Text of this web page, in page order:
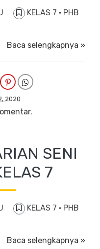
KELAS 7 · PHB
Baca selengkapnya »
2020
SENI
7
KELAS 7 · PHB
Baca selengkapnya »